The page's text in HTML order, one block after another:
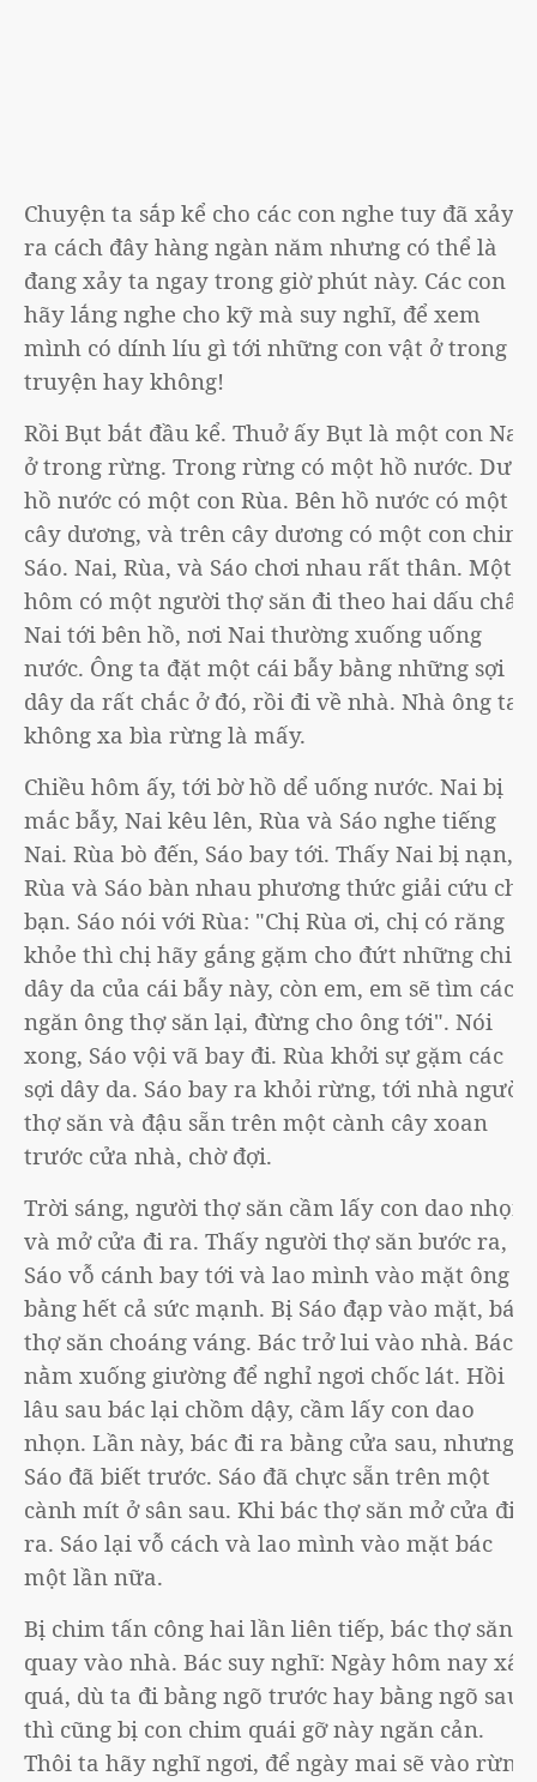
Chuyện ta sắp kể cho các con nghe tuy đã xảy
ra cách đây hàng ngàn năm nhưng có thể là
đang xảy ta ngay trong giờ phút này. Các con
hãy lắng nghe cho kỹ mà suy nghĩ, để xem
mình có dính líu gì tới những con vật ở trong
truyện hay không!
Rồi Bụt bắt đầu kể. Thuở ấy Bụt là một con Nai
ở trong rừng. Trong rừng có một hồ nước. Dưới
hồ nước có một con Rùa. Bên hồ nước có một
cây dương, và trên cây dương có một con chim
Sáo. Nai, Rùa, và Sáo chơi nhau rất thân. Một
hôm có một người thợ săn đi theo hai dấu chân
Nai tới bên hồ, nơi Nai thường xuống uống
nước. Ông ta đặt một cái bẫy bằng những sợi
dây da rất chắc ở đó, rồi đi về nhà. Nhà ông ta
không xa bìa rừng là mấy.
Chiều hôm ấy, tới bờ hồ dể uống nước. Nai bị
mắc bẫy, Nai kêu lên, Rùa và Sáo nghe tiếng
Nai. Rùa bò đến, Sáo bay tới. Thấy Nai bị nạn,
Rùa và Sáo bàn nhau phương thức giải cứu cho
bạn. Sáo nói với Rùa: "Chị Rùa ơi, chị có răng
khỏe thì chị hãy gắng gặm cho đứt những chiếc
dây da của cái bẫy này, còn em, em sẽ tìm cách
ngăn ông thợ săn lại, đừng cho ông tới". Nói
xong, Sáo vội vã bay đi. Rùa khởi sự gặm các
sợi dây da. Sáo bay ra khỏi rừng, tới nhà người
thợ săn và đậu sẵn trên một cành cây xoan
trước cửa nhà, chờ đợi.
Trời sáng, người thợ săn cầm lấy con dao nhọn
và mở cửa đi ra. Thấy người thợ săn bước ra,
Sáo vỗ cánh bay tới và lao mình vào mặt ông ta
bằng hết cả sức mạnh. Bị Sáo đạp vào mặt, bác
thợ săn choáng váng. Bác trở lui vào nhà. Bác
nằm xuống giường để nghỉ ngơi chốc lát. Hồi
lâu sau bác lại chồm dậy, cầm lấy con dao
nhọn. Lần này, bác đi ra bằng cửa sau, nhưng
Sáo đã biết trước. Sáo đã chực sẵn trên một
cành mít ở sân sau. Khi bác thợ săn mở cửa đi
ra. Sáo lại vỗ cách và lao mình vào mặt bác
một lần nữa.
Bị chim tấn công hai lần liên tiếp, bác thợ săn
quay vào nhà. Bác suy nghĩ: Ngày hôm nay xấu
quá, dù ta đi bằng ngõ trước hay bằng ngõ sau
thì cũng bị con chim quái gỡ này ngăn cản.
Thôi ta hãy nghĩ ngơi, để ngày mai sẽ vào rừng.